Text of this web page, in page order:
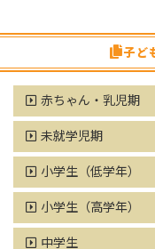
子ど
赤ちゃん・乳児期
未就学児期
小学生（低学年）
小学生（高学年）
中学生